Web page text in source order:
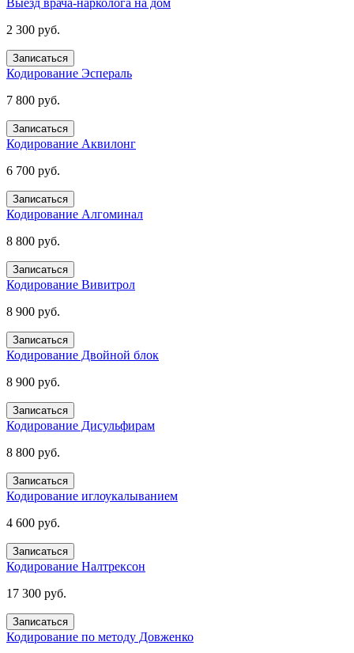
Выезд врача-нарколога на дом
2 300 руб.
Записаться
Кодирование Эспераль
7 800 руб.
Записаться
Кодирование Аквилонг
6 700 руб.
Записаться
Кодирование Алгоминал
8 800 руб.
Записаться
Кодирование Вивитрол
8 900 руб.
Записаться
Кодирование Двойной блок
8 900 руб.
Записаться
Кодирование Дисульфирам
8 800 руб.
Записаться
Кодирование иглоукалыванием
4 600 руб.
Записаться
Кодирование Налтрексон
17 300 руб.
Записаться
Кодирование по методу Довженко